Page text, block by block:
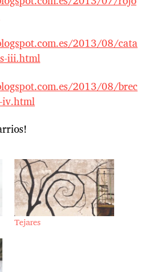
2013/08/cata
iii.html
2013/08/brec
iv.html
Tejares